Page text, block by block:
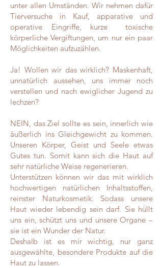
unter allen Umständen. Wir nehmen dafür
Tierversuche in Kauf, apparative und
operative Eingriffe, kurze toxische
körperliche Vergiftungen, um nur ein paar
Möglichkeiten aufzuzählen.
Ja! Wollen wir das wirklich? Maskenhaft,
unnatürlich aussehen, uns immer noch
verstellen und nach ewiglicher Jugend zu
lechzen?
NEIN, das Ziel sollte es sein, innerlich wie
äußerlich ins Gleichgewicht zu kommen.
Unseren Körper, Geist und Seele etwas
Gutes tun. Somit kann sich die Haut auf
sehr natürliche Weise regenerieren.
Unterstützen können wir das mit wirklich
hochwertigen natürlichen Inhaltsstoffen,
reinster Naturkosmetik. Sodass unsere
Haut wieder lebendig sein darf. Sie hüllt
uns ein, schützt uns und unsere Organe –
sie ist ein Wunder der Natur.
Deshalb ist es mir wichtig, nur ganz
ausgewählte, besondere Produkte auf die
Haut zu lassen.